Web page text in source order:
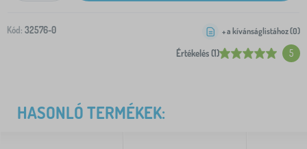
Kód: 32576-0
Értékelés (1) 5
+ a kívánságlistához (0)
HASONLÓ TERMÉKEK: